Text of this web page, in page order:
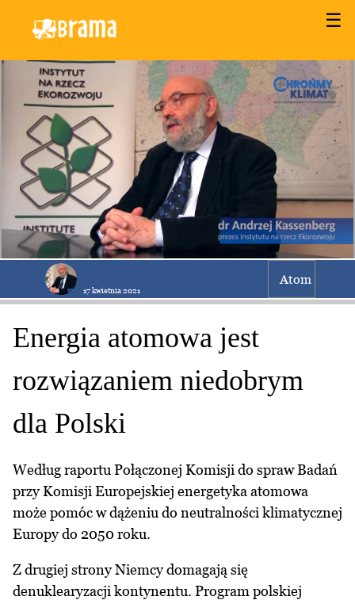
☰
17 kwietnia 2021
Atom
Energia atomowa jest
rozwiązaniem niedobrym
dla Polski
Według raportu Połączonej Komisji do spraw Badań
przy Komisji Europejskiej energetyka atomowa
może pomóc w dążeniu do neutralności klimatycznej
Europy do 2050 roku.
Z drugiej strony Niemcy domagają się
denuklearyzacji kontynentu. Program polskiej